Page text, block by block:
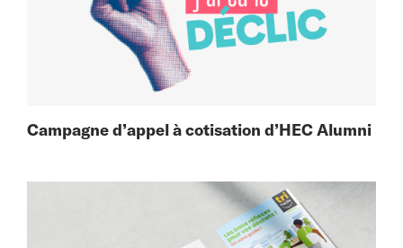
Campagne d’appel à cotisation d’HEC Alumni